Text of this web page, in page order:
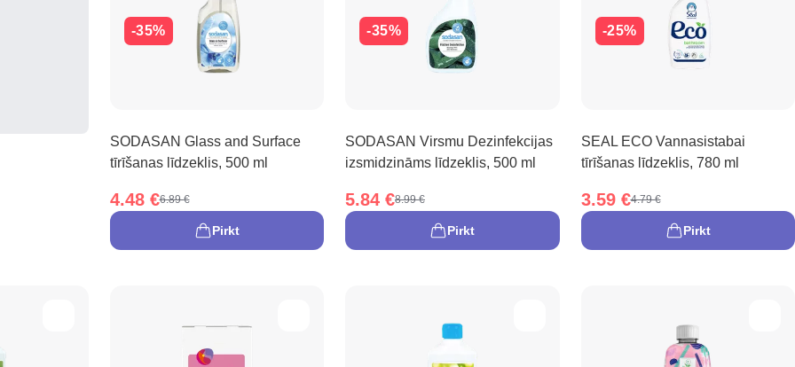
-35%
SODASAN Glass and Surface
tīrīšanas līdzeklis, 500 ml
4.48 €6.89 €
Pirkt
-35%
SODASAN Virsmu Dezinfekcijas
izsmidzināms līdzeklis, 500 ml
5.84 €8.99 €
Pirkt
-25%
SEAL ECO Vannasistabai
tīrīšanas līdzeklis, 780 ml
3.59 €4.79 €
Pirkt